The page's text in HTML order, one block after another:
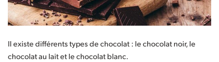
Il existe différents types de chocolat : le chocolat noir, le
chocolat au lait et le chocolat blanc.